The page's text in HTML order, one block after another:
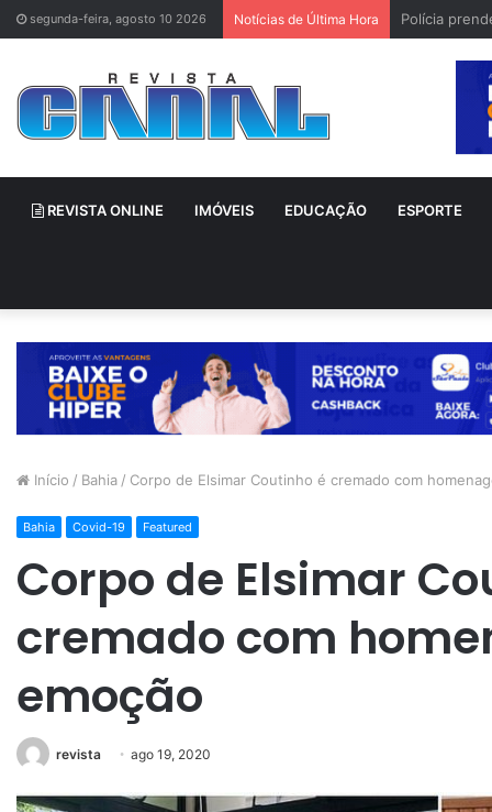
segunda-feira, agosto 10 2026 Notícias de Última Hora Polícia
REVISTA ONLINE IMÓVEIS EDUCAÇÃO ESPORTE
Início / Bahia / Corpo de Elsimar Coutinho é cremado com
Bahia Covid-19 Featured
Corpo de Elsimar
cremado com
emoção
revista ago 19, 2020